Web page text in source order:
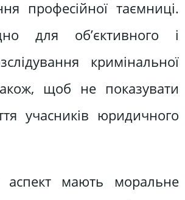
професійної таємниці.
для об’єктивного і
кримінальної
щоб не показувати
учасників юридичного
аспект мають моральне